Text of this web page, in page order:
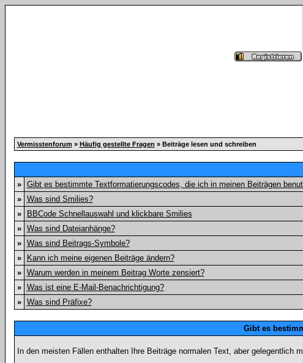
Vermisstenforum » Häufig gestellte Fragen » Beiträge lesen und schreiben
»
Gibt es bestimmte Textformatierungscodes, die ich in meinen Beiträgen
»
Was sind Smilies?
»
BBCode Schnellauswahl und klickbare Smilies
»
Was sind Dateianhänge?
»
Was sind Beitrags-Symbole?
»
Kann ich meine eigenen Beiträge ändern?
»
Warum werden in meinem Beitrag Worte zensiert?
»
Was ist eine E-Mail-Benachrichtigung?
»
Was sind Präfixe?
Gibt es
In den meisten Fällen enthalten Ihre Beiträge normalen Text, aber